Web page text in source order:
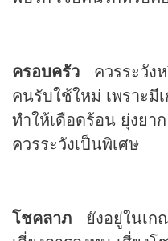
ครอบครัว ควรระวัง
คนรับใช้ใหม่ เพราะมี
ทำให้เดือดร้อน ยุ่งยา
ควรระวังเป็นพิเศษ
โชคลาภ ยังอยู่ในเก